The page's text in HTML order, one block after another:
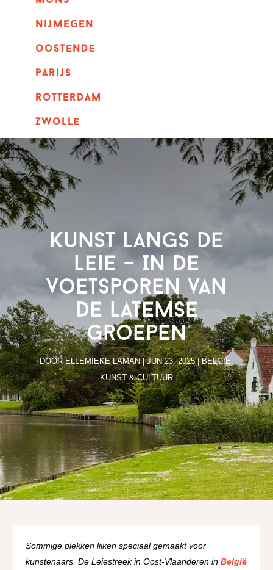
nijmegen
oostende
parijs
rotterdam
Zwolle
Kunst langs de
Leie – In de
voetsporen van
de Latemse
Groepen
DOORELLEMIEKE LAMAN|JUN 23, 2025|BELGIË
KUNST & CULTUUR
Sommige plekken lijken speciaal gemaakt voor
kunstenaars. De Leiestreek in Oost-Vlaanderen inBelgië